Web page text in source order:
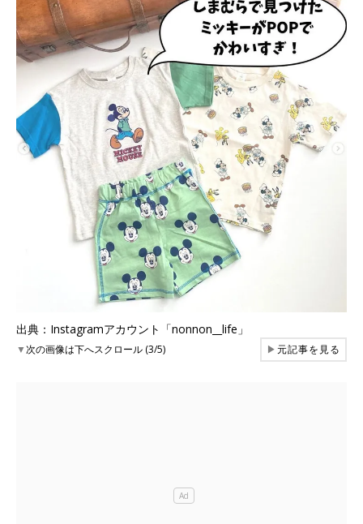
出典：Instagramアカウント「nonnon__life」
▼次の画像は下へスクロール (3/5) ▶元記事を見る